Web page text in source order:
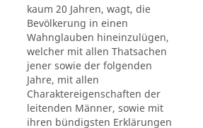
kaum 20 Jahren, wagt, die
Bevölkerung in einen
Wahnglauben hineinzulügen,
welcher mit allen Thatsachen
jener sowie der folgenden
Jahre, mit allen
Charaktereigenschaften der
leitenden Männer, sowie mit
ihren bündigsten Erklärungen